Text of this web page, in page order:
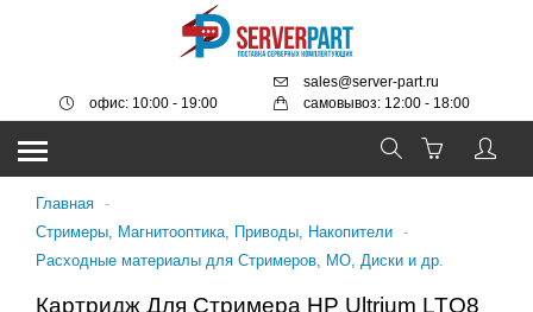
sales@server-part.ru
самовывоз: 12:00 - 18:00
офис: 10:00 - 19:00
Главная -
Стримеры, Магнитооптика, Приводы, Накопители -
Расходные материалы для Стримеров, МО, Диски и др.
Картридж Для Стримера HP Ultrium LTO8